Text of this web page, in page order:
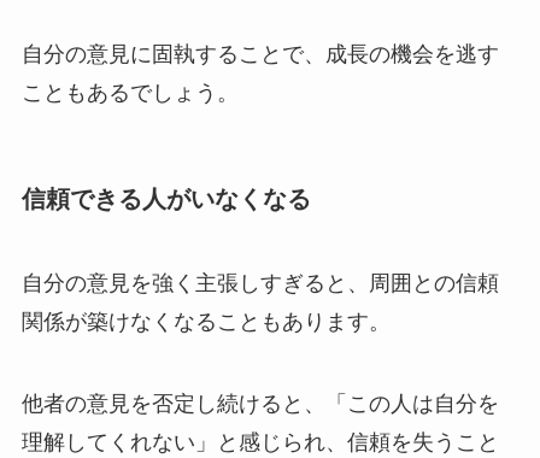
自分の意見に固執することで、成長の機会を逃す
こともあるでしょう。
信頼できる人がいなくなる
自分の意見を強く主張しすぎると、周囲との信頼
関係が築けなくなることもあります。
他者の意見を否定し続けると、「この人は自分を
理解してくれない」と感じられ、信頼を失うこと